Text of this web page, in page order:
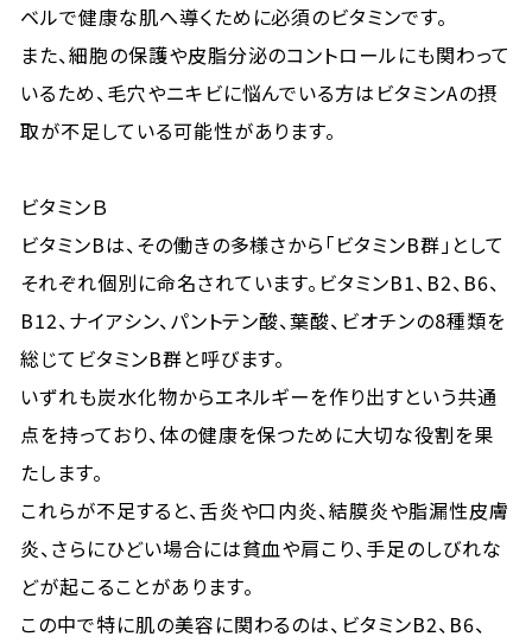
ベルで健康な肌へ導くために必須のビタミンです。
また、細胞の保護や皮脂分泌のコントロールにも関わって
いるため、毛穴やニキビに悩んでいる方はビタミンAの摂
取が不足している可能性があります。
ビタミンＢ
ビタミンBは、その働きの多様さから「ビタミンB群」として
それぞれ個別に命名されています。ビタミンB1、B2、B6、
B12、ナイアシン、パントテン酸、葉酸、ビオチンの8種類を
総じてビタミンB群と呼びます。
いずれも炭水化物からエネルギーを作り出すという共通
点を持っており、体の健康を保つために大切な役割を果
たします。
これらが不足すると、舌炎や口内炎、結膜炎や脂漏性皮膚
炎、さらにひどい場合には貧血や肩こり、手足のしびれな
どが起こることがあります。
この中で特に肌の美容に関わるのは、ビタミンB2、B6、